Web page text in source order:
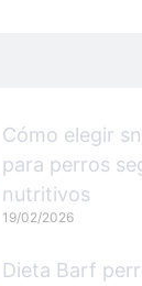
Cómo elegir
para perros
nutritivos
19/02/2026
Dieta Barf